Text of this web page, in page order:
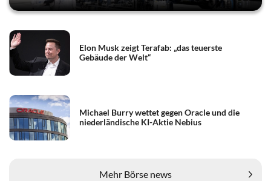
Elon Musk zeigt Terafab: „das teuerste
Gebäude der Welt“
Michael Burry wettet gegen Oracle und die
niederländische KI-Aktie Nebius
Mehr Börse news